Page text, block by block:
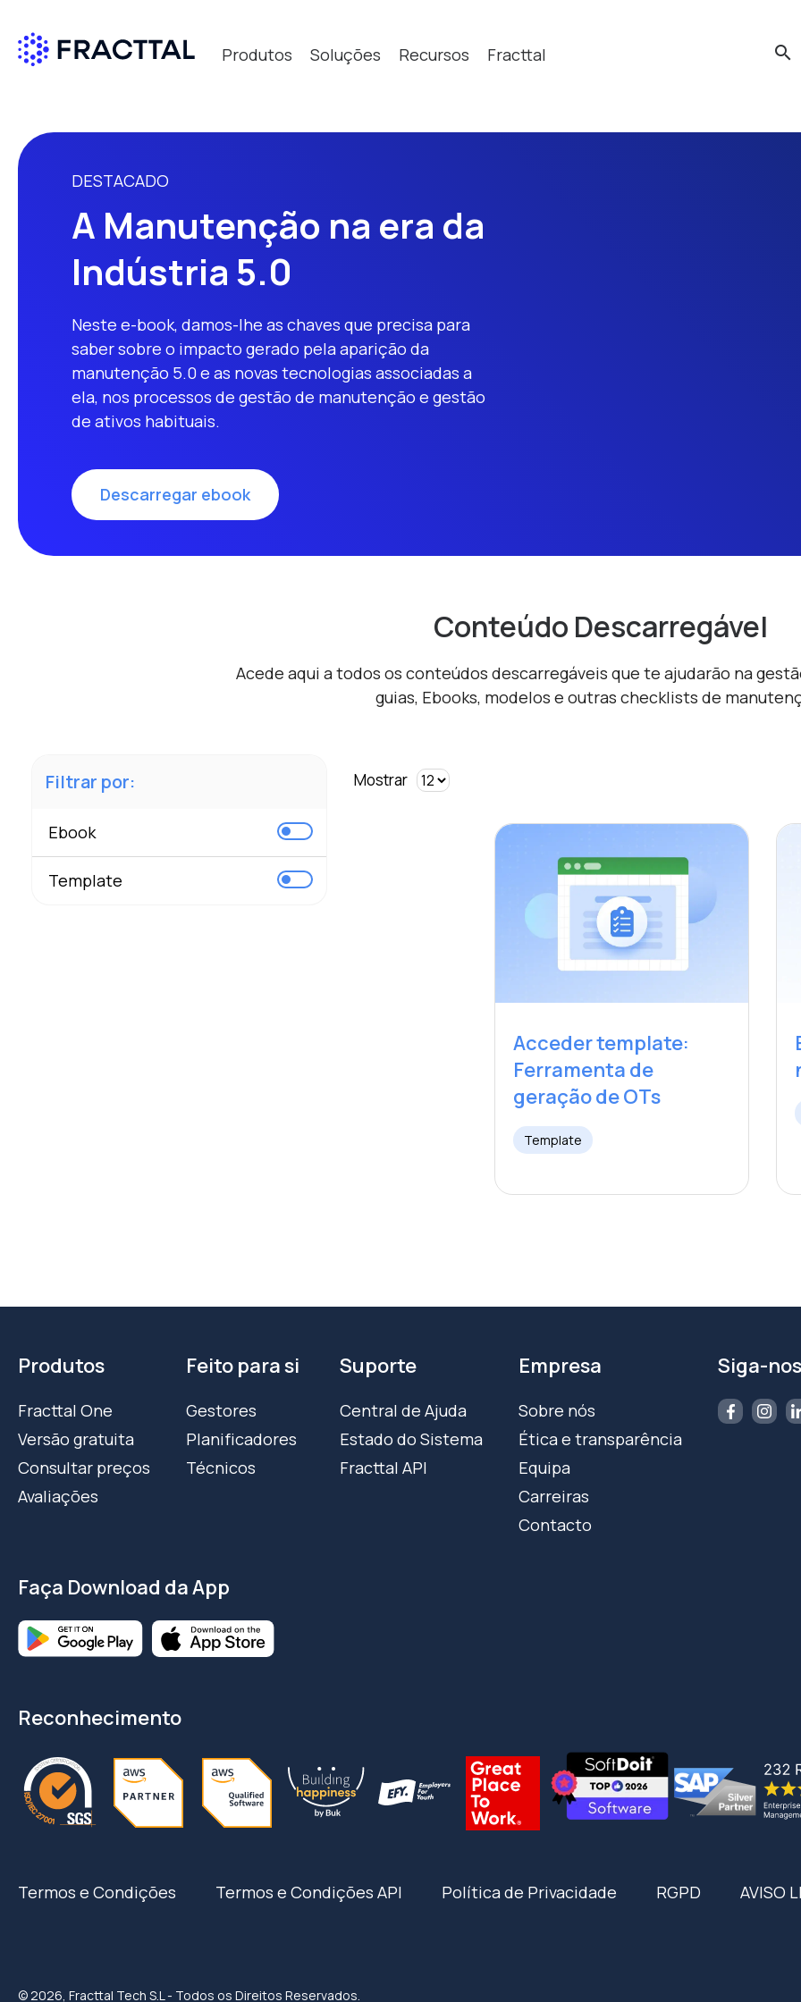
Produtos Soluções Recursos Fracttal search
DESTACADO
A Manutenção na era da
Indústria 5.0
Neste e-book, damos-lhe as chaves que precisa para
saber sobre o impacto gerado pela aparição da
manutenção 5.0 e as novas tecnologias associadas a
ela, nos processos de gestão de manutenção e gestão
de ativos habituais.
Descarregar ebook
Conteúdo Descarregável
Acede aqui a todos os conteúdos descarregáveis que te ajudarão na
guias, Ebooks, modelos e outras checklists de
Filtrar por:
Ebook
Template
Mostrar
Acceder template:
Ferramenta de
geração de OTs
Template
Produtos
Fracttal One
Versão gratuita
Consultar preços
Avaliações
Feito para si
Gestores
Planificadores
Técnicos
Suporte
Central de Ajuda
Estado do Sistema
Fracttal API
Empresa
Sobre nós
Ética e transparência
Equipa
Carreiras
Contacto
Siga-nos
Faça Download da App
Reconhecimento
Termos e Condições Termos e Condições API Política de Privacidade RGPD AVISO
© 2026, Fracttal Tech S.L - Todos os Direitos Reservados.